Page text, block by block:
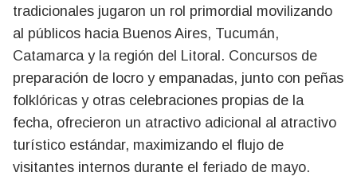
tradicionales jugaron un rol primordial movilizando
al públicos hacia Buenos Aires, Tucumán,
Catamarca y la región del Litoral. Concursos de
preparación de locro y empanadas, junto con peñas
folklóricas y otras celebraciones propias de la
fecha, ofrecieron un atractivo adicional al atractivo
turístico estándar, maximizando el flujo de
visitantes internos durante el feriado de mayo.